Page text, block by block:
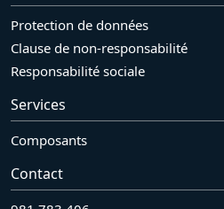
Protection de données
Clause de non-responsabilité
Responsabilité sociale
Services
Composants
Contact